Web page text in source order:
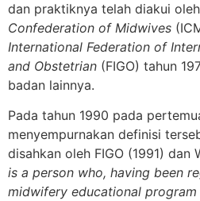
dan praktiknya telah diakui oleh
Confederation of Midwives
International Federation of
and Obstetrian (FIGO) tahun
badan lainnya.
Pada tahun 1990 pada
menyempurnakan definisi
disahkan oleh FIGO (1991) dan
is a person who, having been
midwifery educational